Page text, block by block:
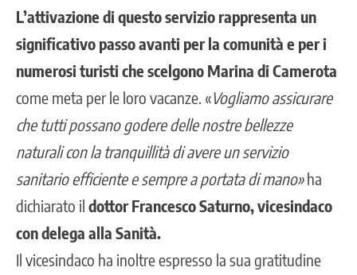
L’attivazione di questo servizio rappresenta un
significativo passo avanti per la comunità e per i
numerosi turisti che scelgono Marina di Camerota
come meta per le loro vacanze. «Vogliamo assicurare
che tutti possano godere delle nostre bellezze
naturali con la tranquillità di avere un servizio
sanitario efficiente e sempre a portata di mano»ha
dichiarato il dottor Francesco Saturno, vicesindaco
con delega alla Sanità.
Il vicesindaco ha inoltre espresso la sua gratitudine